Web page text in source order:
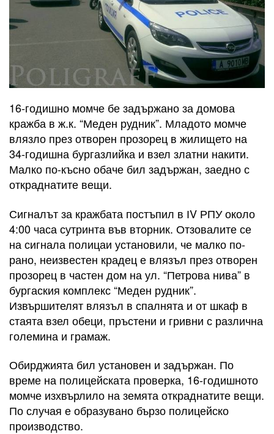
16-годишно момче бе задържано за домова
кражба в ж.к. “Меден рудник”. Младото момче
влязло през отворен прозорец в жилището на
34-годишна бургазлийка и взел златни накити.
Малко по-късно обаче бил задържан, заедно с
откраднатите вещи.
Сигналът за кражбата постъпил в ІV РПУ около
4:00 часа сутринта във вторник. Отзовалите се
на сигнала полицаи установили, че малко по-
рано, неизвестен крадец е влязъл през отворен
прозорец в частен дом на ул. “Петрова нива” в
бургаския комплекс “Меден рудник”.
Извършителят влязъл в спалнята и от шкаф в
стаята взел обеци, пръстени и гривни с различна
големина и грамаж.
Обирджията бил установен и задържан. По
време на полицейската проверка, 16-годишното
момче изхвърлило на земята откраднатите вещи.
По случая е образувано бързо полицейско
производство.